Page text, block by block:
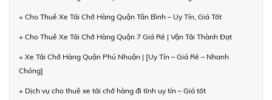
+ Cho Thuê Xe Tải Chở Hàng Quận Tân Bình – Uy Tín, Giá Tốt
+ Cho Thuê Xe Tải Chở Hàng Quận 7 Giá Rẻ | Vận Tải Thành Đạt
+ Xe Tải Chở Hàng Quận Phú Nhuận | [Uy Tín – Giá Rẻ – Nhanh
Chóng]
+ Dịch vụ cho thuê xe tải chở hàng đi tỉnh uy tín – Giá tốt